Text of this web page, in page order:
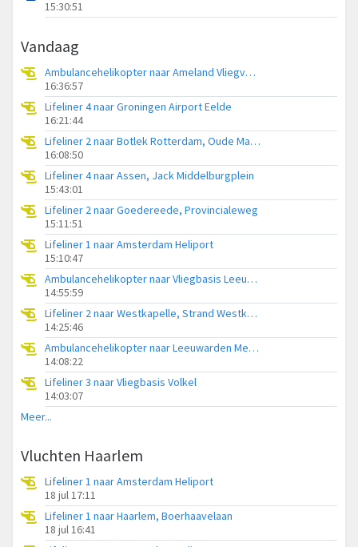
15:30:51
Vandaag
Ambulancehelikopter naar Ameland Vliegveld Ballum
16:36:57
Lifeliner 4 naar Groningen Airport Eelde
16:21:44
Lifeliner 2 naar Botlek Rotterdam, Oude Maasweg
16:08:50
Lifeliner 4 naar Assen, Jack Middelburgplein
15:43:01
Lifeliner 2 naar Goedereede, Provincialeweg
15:11:51
Lifeliner 1 naar Amsterdam Heliport
15:10:47
Ambulancehelikopter naar Vliegbasis Leeuwarden
14:55:59
Lifeliner 2 naar Westkapelle, Strand Westkapelle
14:25:46
Ambulancehelikopter naar Leeuwarden Medical Center Heliport
14:08:22
Lifeliner 3 naar Vliegbasis Volkel
14:03:07
Meer...
Vluchten Haarlem
Lifeliner 1 naar Amsterdam Heliport
18 jul 17:11
Lifeliner 1 naar Haarlem, Boerhaavelaan
18 jul 16:41